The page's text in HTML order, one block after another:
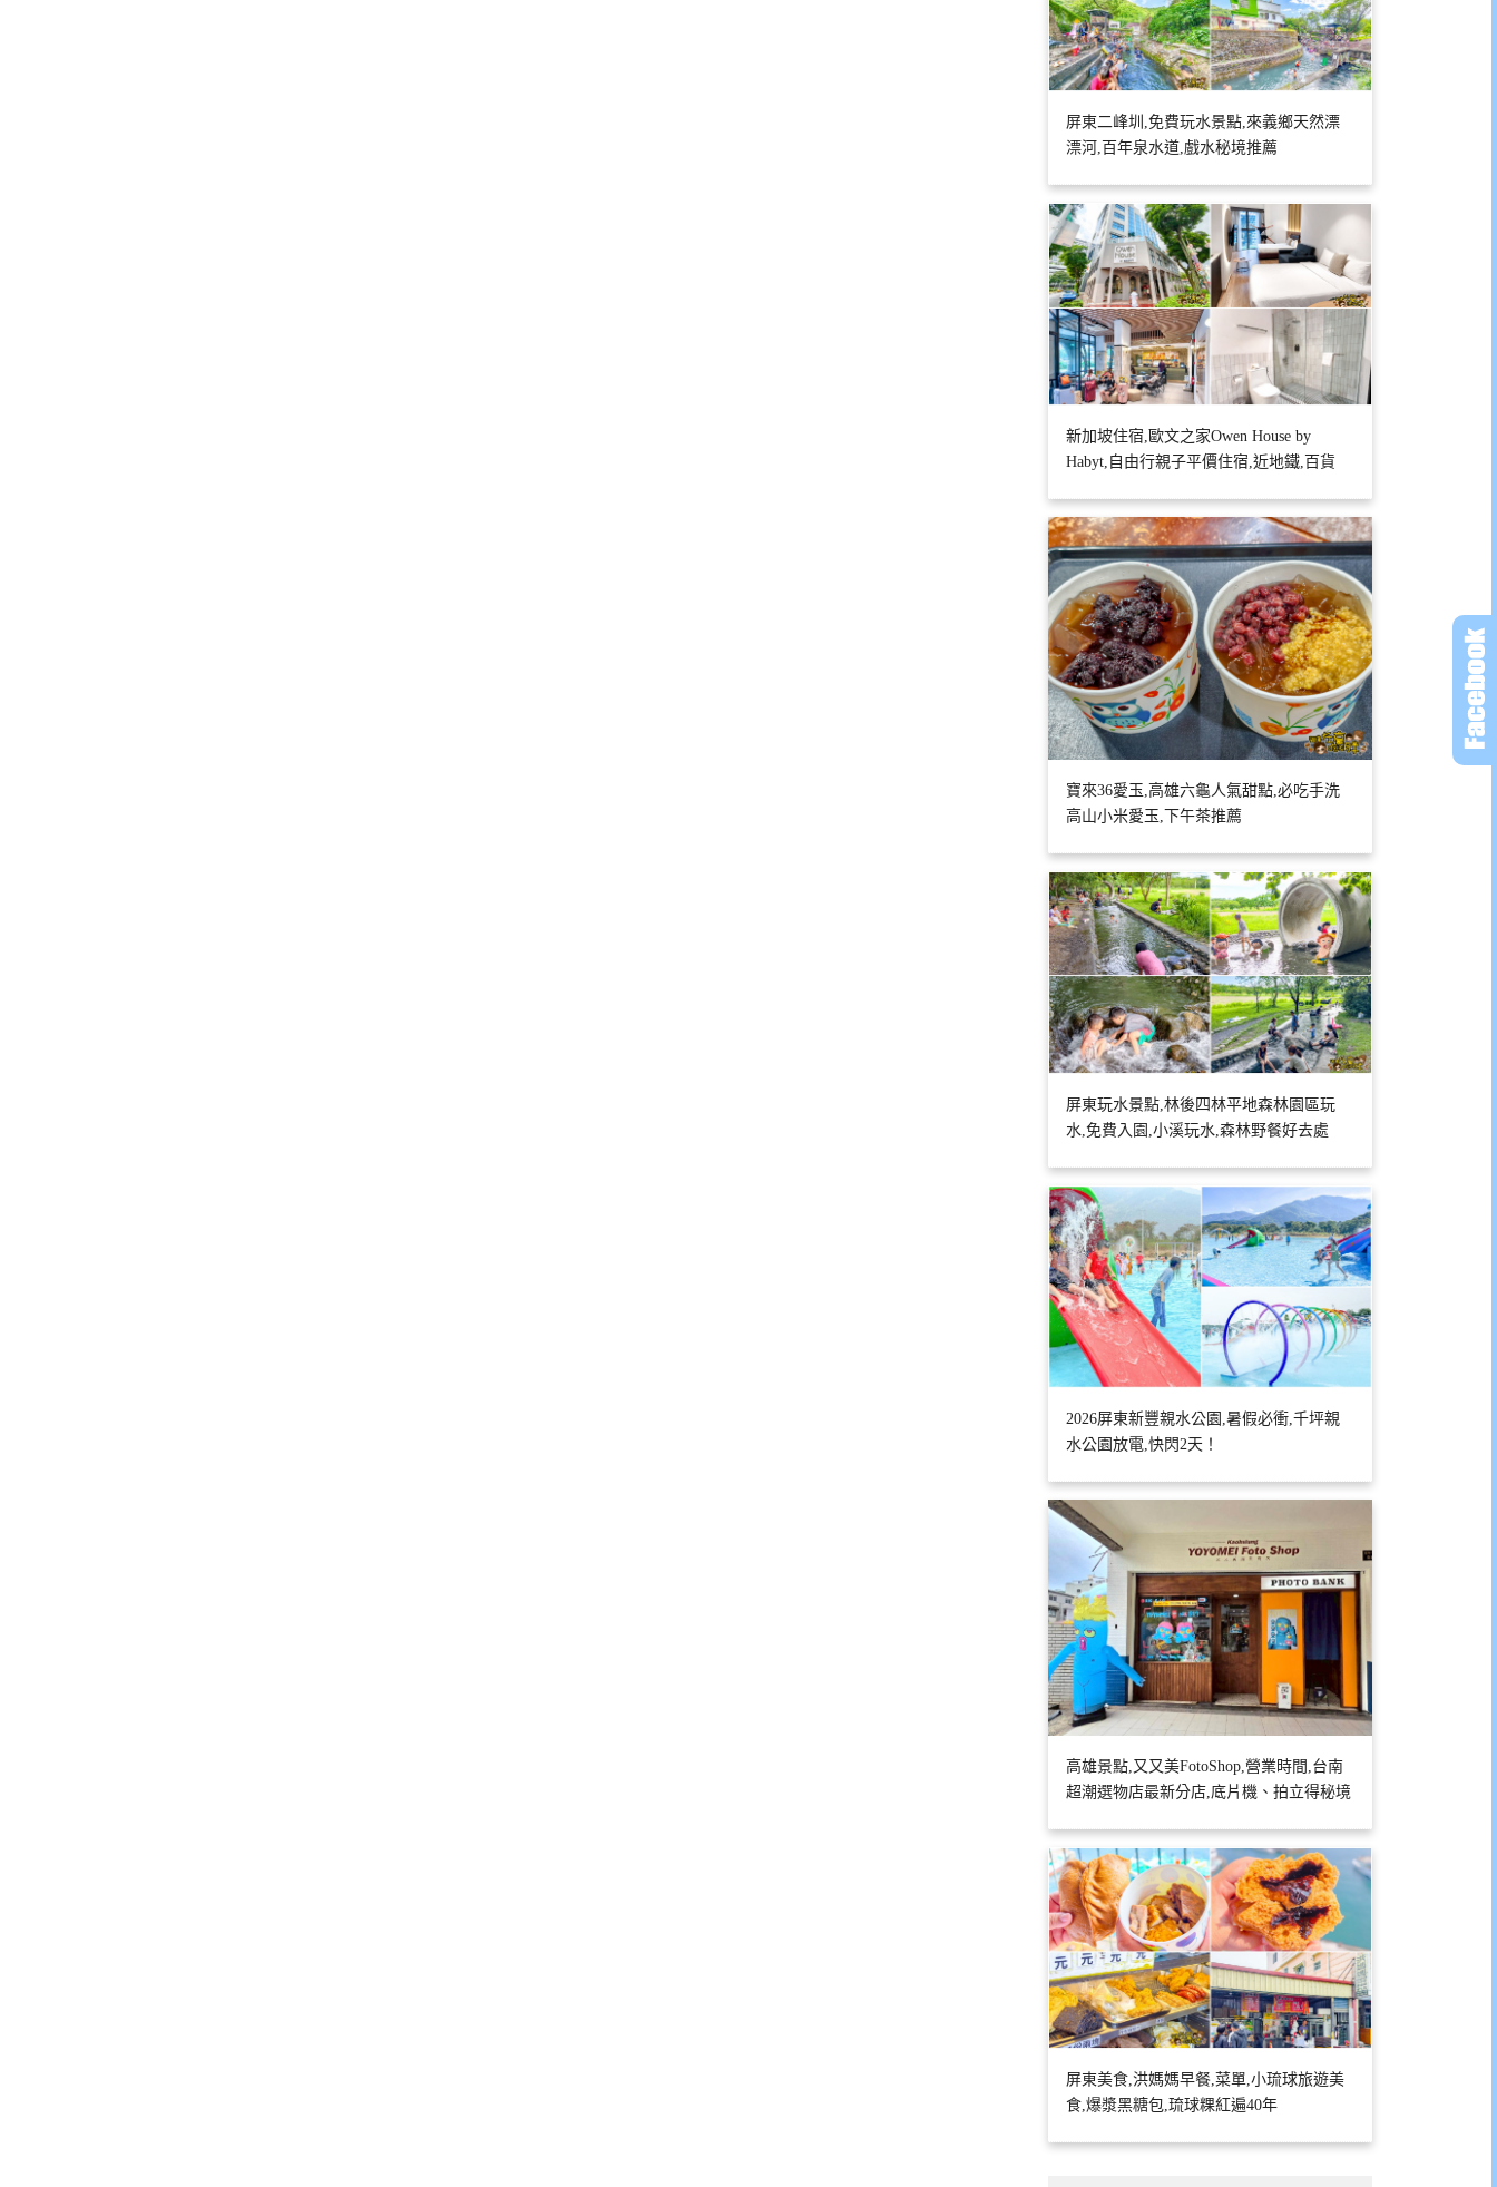
屏東二峰圳,免費玩水景點,來義鄉天然漂
漂河,百年泉水道,戲水秘境推薦
新加坡住宿,歐文之家Owen House by
Habyt,自由行親子平價住宿,近地鐵,百貨
寶來36愛玉,高雄六龜人氣甜點,必吃手洗
高山小米愛玉,下午茶推薦
屏東玩水景點,林後四林平地森林園區玩
水,免費入園,小溪玩水,森林野餐好去處
2026屏東新豐親水公園,暑假必衝,千坪親
水公園放電,快閃2天！
高雄景點,又又美FotoShop,營業時間,台南
超潮選物店最新分店,底片機、拍立得秘境
屏東美食,洪媽媽早餐,菜單,小琉球旅遊美
食,爆漿黑糖包,琉球粿紅遍40年